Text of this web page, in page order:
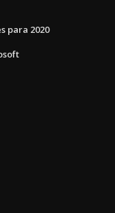
para 2020